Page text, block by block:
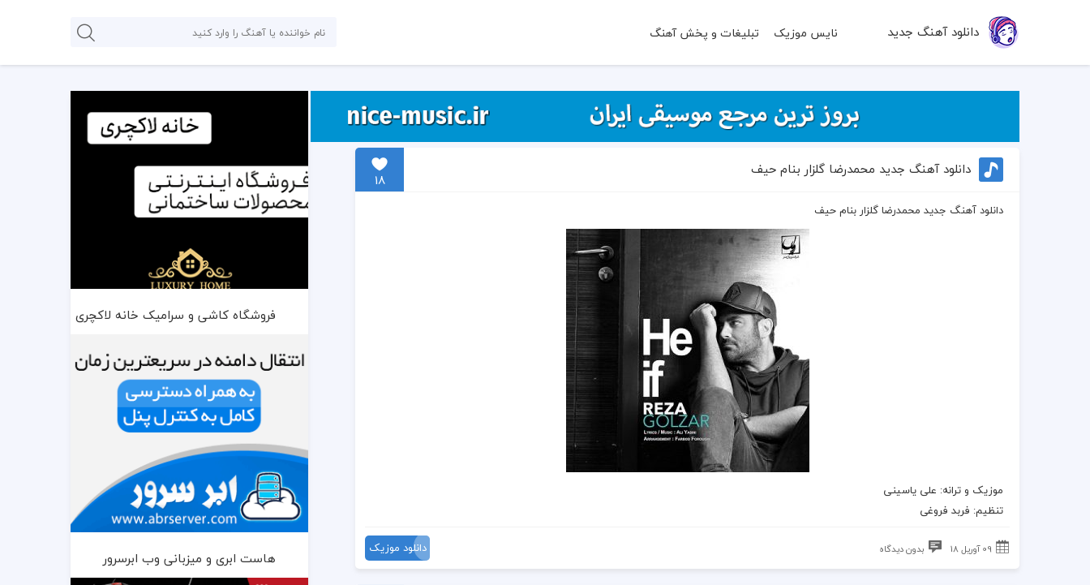
دانلود آهنگ جدید نایس موزیک تبلیغات و پخش آهنگ
دانلود آهنگ جدید محمدرضا گلزار بنام حیف
18
دانلود آهنگ جدید محمدرضا گلزار بنام حیف
موزیک و ترانه: علی یاسینی
تنظیم: فربد فروغی
09 آوریل 18 بدون دیدگاه دانلود موزیک
فروشگاه کاشی و سرامیک خانه لاکچری
هاست ابری و میزبانی وب ابرسرور